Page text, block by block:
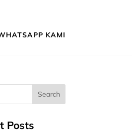
KAMI
Posts